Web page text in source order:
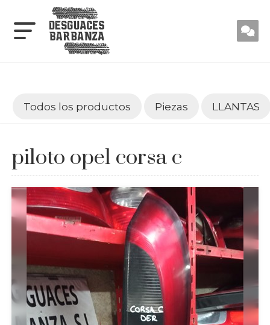
Todos los productos Piezas LLANTAS
piloto opel corsa c